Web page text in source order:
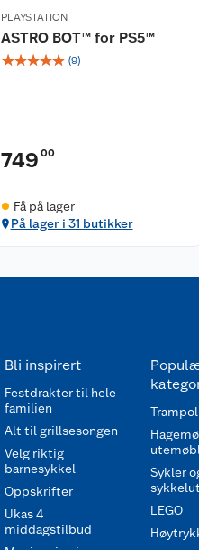
PLAYSTATION
ASTRO BOT™ for PS5™
☆☆☆☆☆ (9)
749 00
Få på lager
På lager i 31 butikker
Bli inspirert
Festdrakter til hele
familien
Alt til grillsesongen
Velg riktig
barnesykkel
Oppskrifter
Ukas 4
middagstilbud
Sykler
LEGO